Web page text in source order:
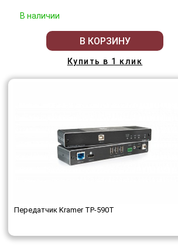
В наличии
В КОРЗИНУ
Купить в 1 клик
Передатчик Kramer TP-590T